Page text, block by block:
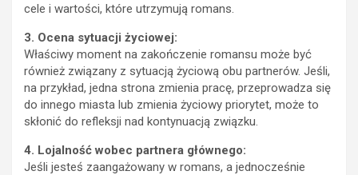
cele i wartości, które utrzymują romans.
3. Ocena sytuacji życiowej:
Właściwy moment na zakończenie romansu może być
również związany z sytuacją życiową obu partnerów. Jeśli,
na przykład, jedna strona zmienia pracę, przeprowadza się
do innego miasta lub zmienia życiowy priorytet, może to
skłonić do refleksji nad kontynuacją związku.
4. Lojalność wobec partnera głównego:
Jeśli jesteś zaangażowany w romans, a jednocześnie